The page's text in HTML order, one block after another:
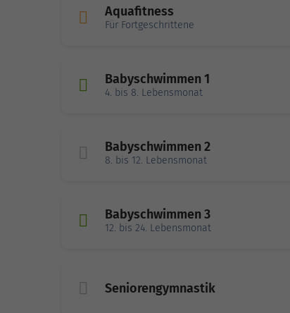
Aquafitness
Für Fortgeschrittene
Babyschwimmen 1
4. bis 8. Lebensmonat
Babyschwimmen 2
8. bis 12. Lebensmonat
Babyschwimmen 3
12. bis 24. Lebensmonat
Seniorengymnastik